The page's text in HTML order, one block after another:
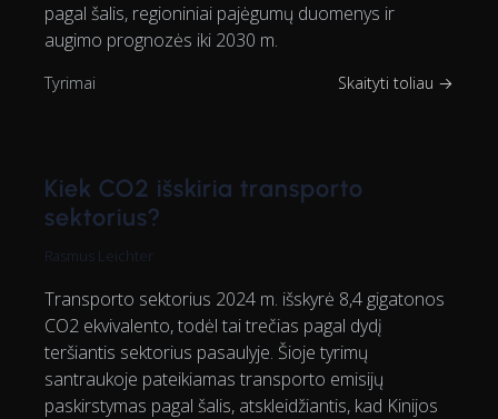
pagal šalis, regioniniai pajėgumų duomenys ir
augimo prognozės iki 2030 m.
Tyrimai Skaityti toliau →
Kiek CO2 išskiria transporto
sektorius?
Rasmus Leichter
Transporto sektorius 2024 m. išskyrė 8,4 gigatonos
CO2 ekvivalento, todėl tai trečias pagal dydį
teršiantis sektorius pasaulyje. Šioje tyrimų
santraukoje pateikiamas transporto emisijų
paskirstymas pagal šalis, atskleidžiantis, kad Kinijos